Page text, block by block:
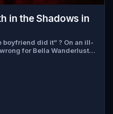
in the Shadows in
boyfriend did it” ? On an ill-
for Bella Wanderlust
travel blogger, was
by the theatrical Percy
Percy, the ghost tour
before they strike